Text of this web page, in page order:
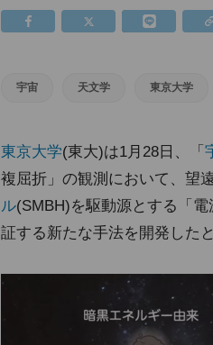
宇宙 天文学 東京大学
東京大学(東大)は1月28日、「
複屈折」の観測において、望
ル(SMBH)を駆動源とする「
証する新たな手法を開発した